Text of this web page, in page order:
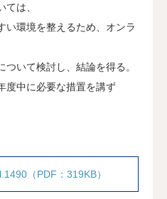
ては、
い環境を整えるため、オンラ
いて検討し、結論を得る。
度中に必要な措置を講ず
（PDF：319KB）